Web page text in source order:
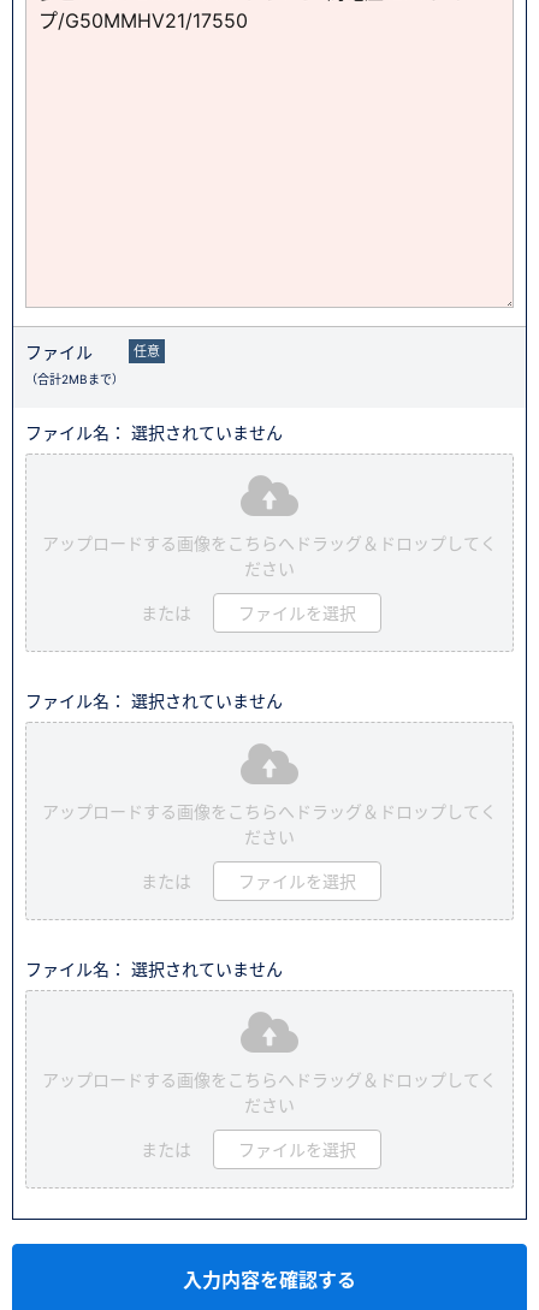
ファイル
（合計2MBまで）
任意
ファイル名： 選択されていません
アップロードする画像をこちらへドラッグ＆ドロップしてく
ださい
または ファイルを選択
ファイル名： 選択されていません
アップロードする画像をこちらへドラッグ＆ドロップしてく
ださい
または ファイルを選択
ファイル名： 選択されていません
アップロードする画像をこちらへドラッグ＆ドロップしてく
ださい
または ファイルを選択
入力内容を確認する